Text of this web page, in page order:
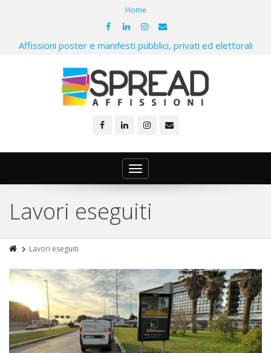
Home
Affissioni poster e manifesti pubblici, privati ed elettorali
Toggle
navigation
Lavori eseguiti
Lavori eseguiti